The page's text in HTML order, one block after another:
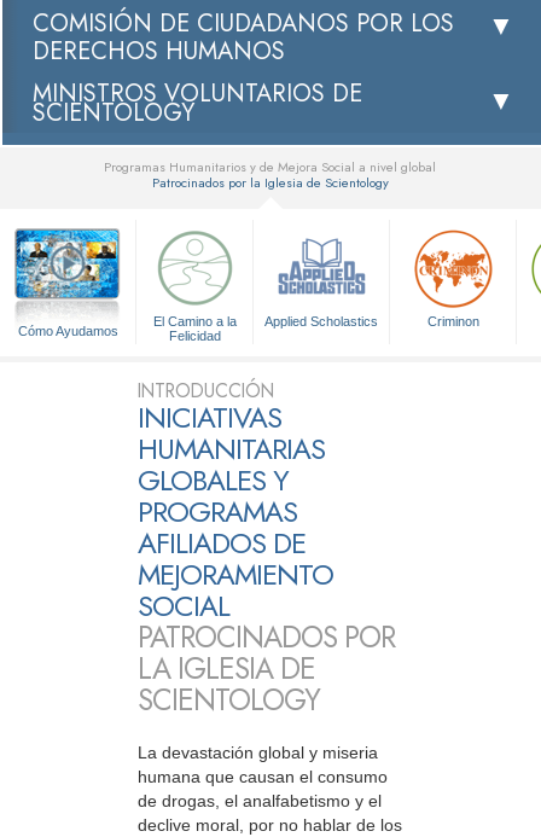
COMISIÓN DE CIUDADANOS POR LOS
DERECHOS HUMANOS
MINISTROS VOLUNTARIOS DE
SCIENTOLOGY
Programas Humanitarios y de Mejora Social a nivel global
Patrocinados por la Iglesia de Scientology
Cómo Ayudamos
El Camino a la
Felicidad
Applied Scholastics Criminon
INTRODUCCIÓN
INICIATIVAS
HUMANITARIAS
GLOBALES Y
PROGRAMAS
AFILIADOS DE
MEJORAMIENTO
SOCIAL
PATROCINADOS POR
LA IGLESIA DE
SCIENTOLOGY
La devastación global y miseria
humana que causan el consumo
de drogas, el analfabetismo y el
declive moral, por no hablar de los